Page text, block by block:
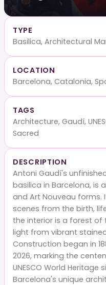
TYPE
Basilica, Architectural
LOCATION
Barcelona, Catalonia,
TAGS
Architecture, Gaudí,
Sacred
DESCRIPTION
Antoni Gaudí's
basilica in Barcelona, is
and Art Nouveau
scenes from the birth,
the interior is a forest
light from vibrant
Construction began in
2026, marking the
UNESCO World
Barcelona's unique